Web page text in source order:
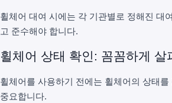
휠체어 대여 시에는 각 기관별로 정해진 대
고 준수해야 합니다.
휠체어 상태 확인: 꼼꼼하게 살
휠체어를 사용하기 전에는 휠체어의 상태를
중요합니다.